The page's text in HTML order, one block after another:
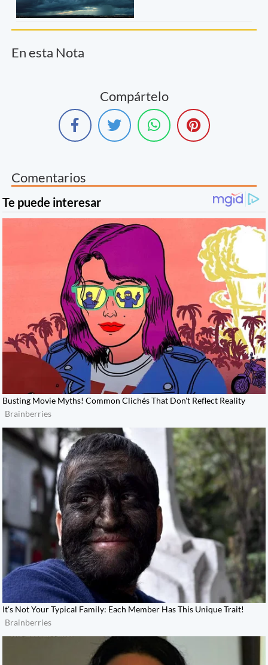
En esta Nota
Compártelo
Comentarios